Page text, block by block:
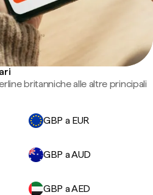
britanniche alle altre principali
GBP a EUR
GBP a AUD
GBP a AED